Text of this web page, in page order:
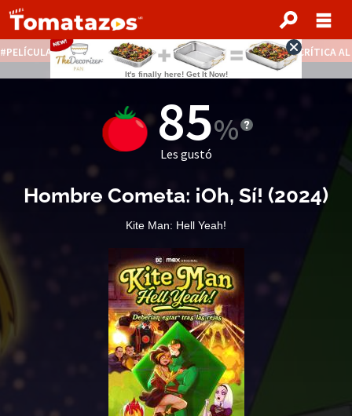
PELÍCULAS STREAMING GRATIS NOTICIAS DESTACADAS CRÍTICA
85
Les gustó
Hombre Cometa: ¡Oh, Sí! (2024)
Kite Man: Hell Yeah!